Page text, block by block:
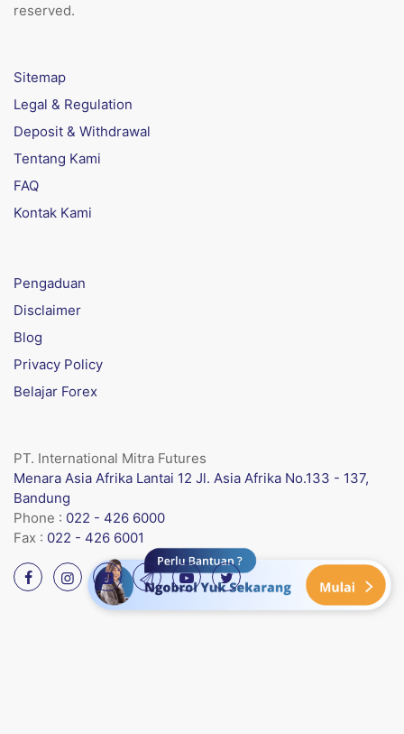
reserved.
Sitemap
Legal & Regulation
Deposit & Withdrawal
Tentang Kami
FAQ
Kontak Kami
Pengaduan
Disclaimer
Blog
Privacy Policy
Belajar Forex
PT. International Mitra Futures
Menara Asia Afrika Lantai 12 Jl. Asia Afrika No.133 - 137,
Bandung
Phone : 022 - 426 6000
Fax : 022 - 426 6001